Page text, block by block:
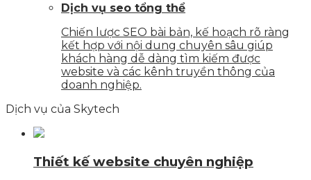
Dịch vụ seo tổng thể
Chiến lược SEO bài bản, kế hoạch rõ ràng
kết hợp với nội dung chuyên sâu giúp
khách hàng dễ dàng tìm kiếm được
website và các kênh truyền thông của
doanh nghiệp.
Dịch vụ của Skytech
Thiết kế website chuyên nghiệp